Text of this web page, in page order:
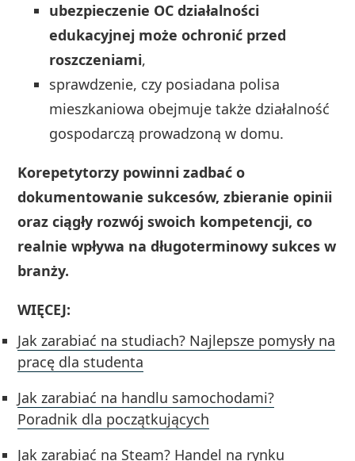
ubezpieczenie OC działalności
edukacyjnej może ochronić przed
roszczeniami,
sprawdzenie, czy posiadana polisa
mieszkaniowa obejmuje także działalność
gospodarczą prowadzoną w domu.
Korepetytorzy powinni zadbać o
dokumentowanie sukcesów, zbieranie opinii
oraz ciągły rozwój swoich kompetencji, co
realnie wpływa na długoterminowy sukces w
branży.
WIĘCEJ:
Jak zarabiać na studiach? Najlepsze pomysły na
pracę dla studenta
Jak zarabiać na handlu samochodami?
Poradnik dla początkujących
Jak zarabiać na Steam? Handel na rynku